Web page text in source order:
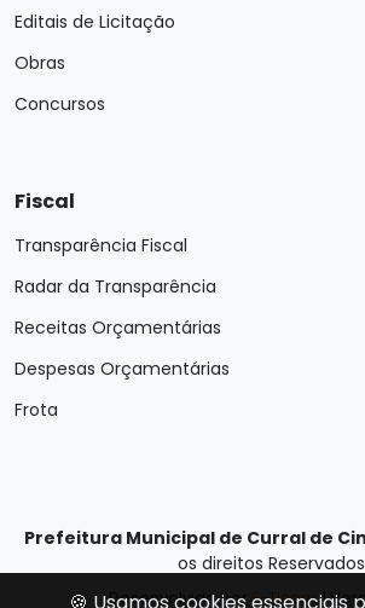
Editais de Licitação
Obras
Concursos
Fiscal
Transparência Fiscal
Radar da Transparência
Receitas Orçamentárias
Despesas Orçamentárias
Frota
Prefeitura Municipal de Curral de
os direitos Reservados
Desenvolvido por E-Ticons|